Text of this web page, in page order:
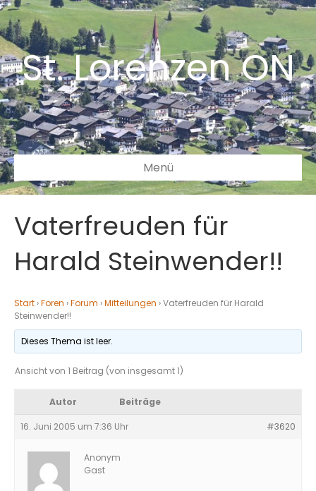
St. Lorenzen ON
Menü
Vaterfreuden für
Harald Steinwender!!
Start ›Foren ›Forum ›Mitteilungen ›Vaterfreuden für Harald
Steinwender!!
Dieses Thema ist leer.
Ansicht von 1 Beitrag (von insgesamt 1)
Autor Beiträge
16. Juni 2005 um 7:36 Uhr #3620
Anonym
Gast